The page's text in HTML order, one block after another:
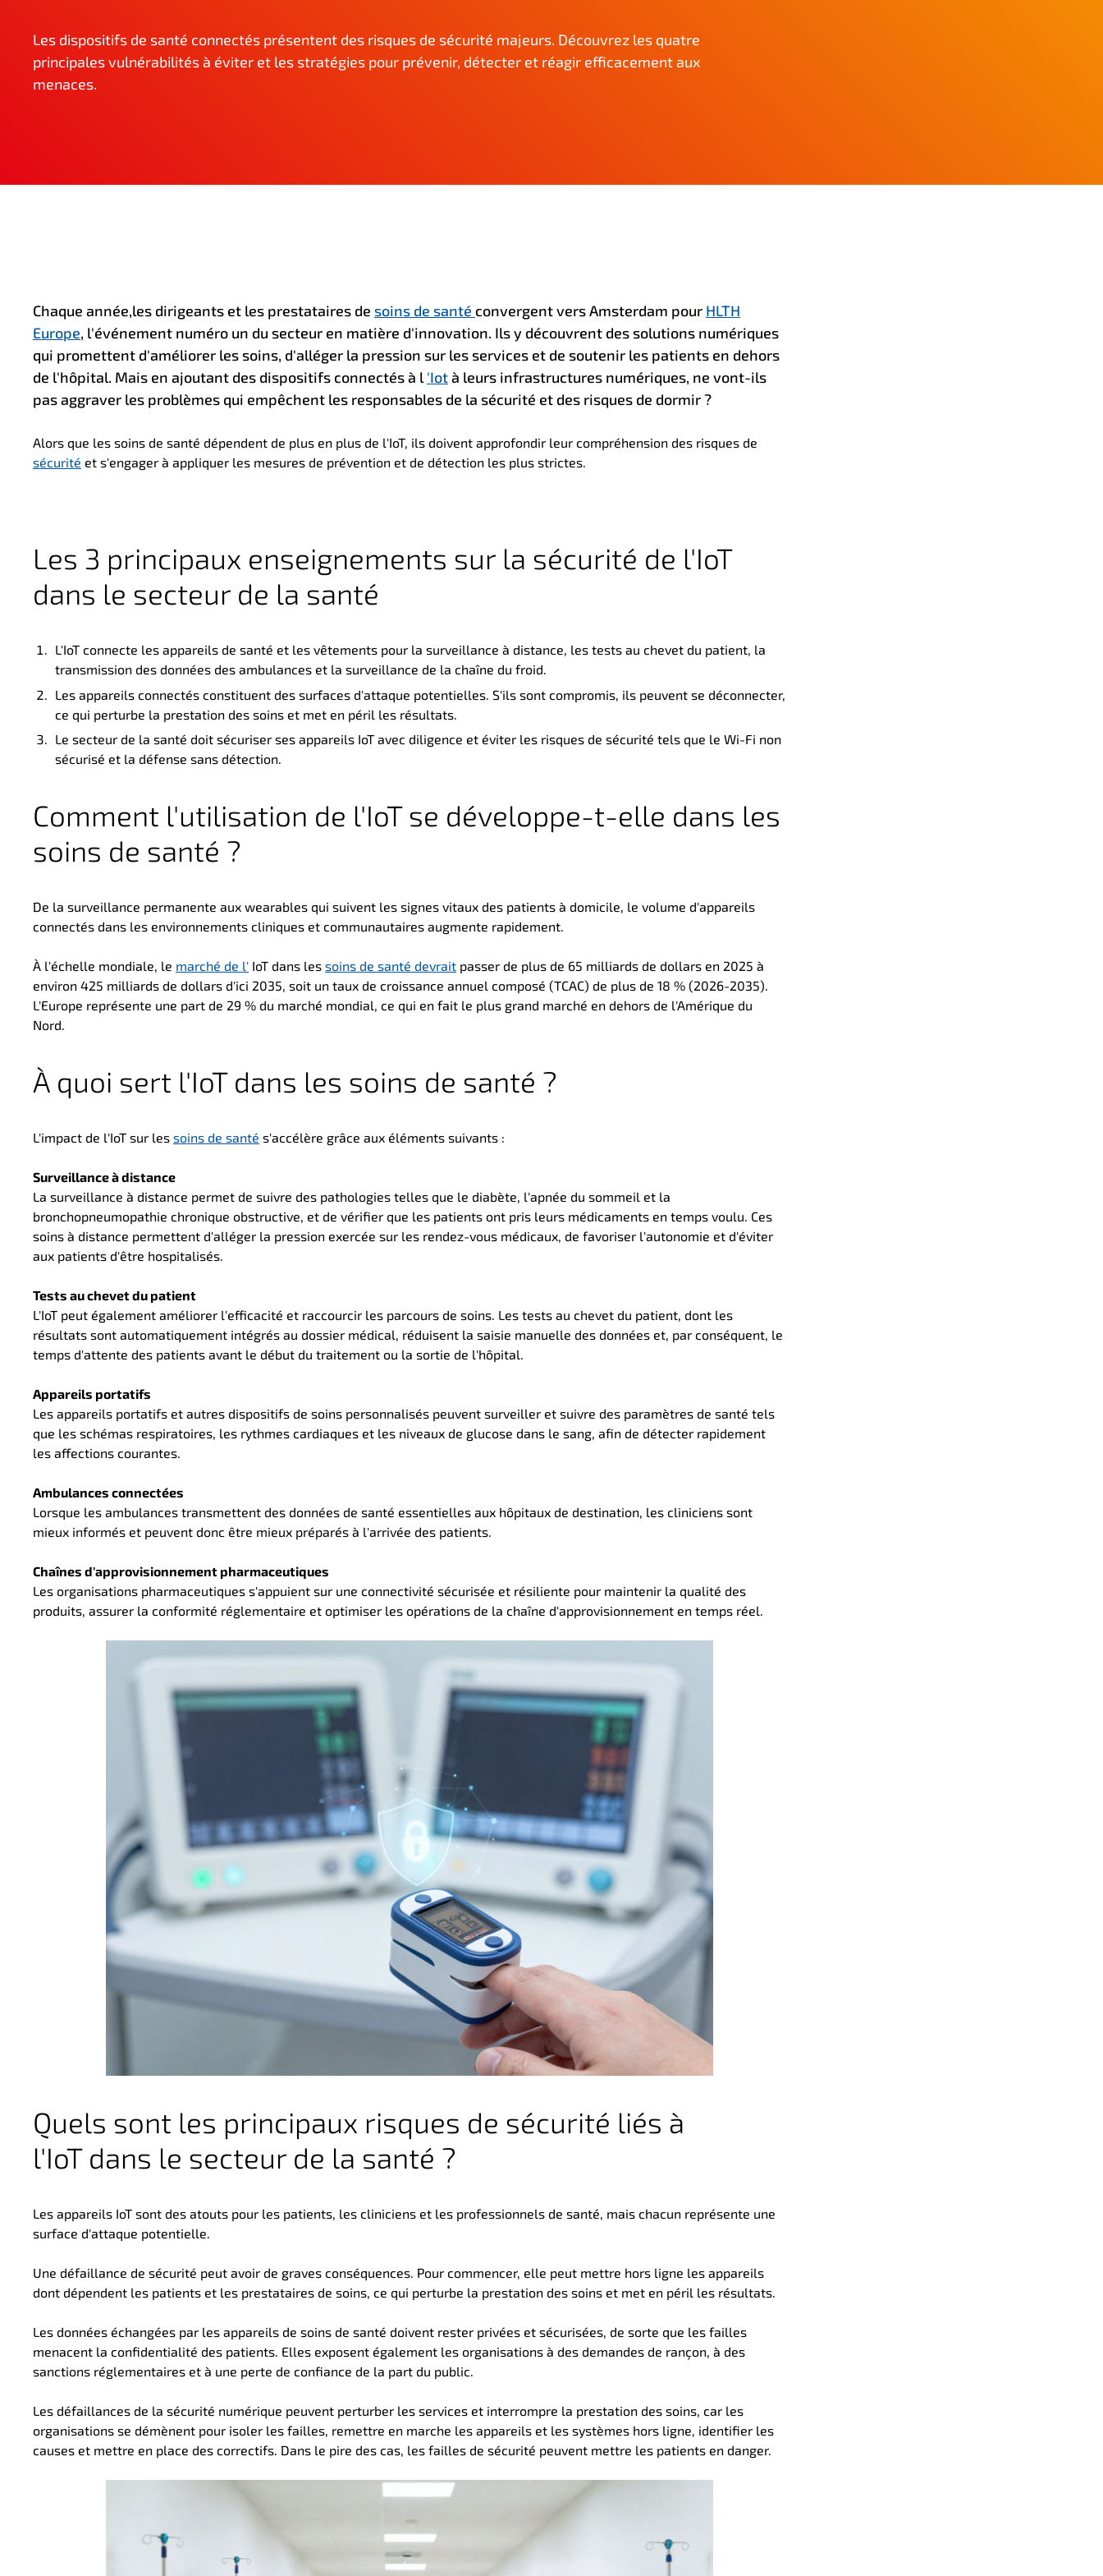
Les dispositifs de santé connectés présentent des risques de sécurité majeurs. Découvrez les quatre
principales vulnérabilités à éviter et les stratégies pour prévenir, détecter et réagir efficacement aux
menaces.
Chaque année,les dirigeants et les prestataires de soins de santé convergent vers Amsterdam pour HLTH
Europe, l'événement numéro un du secteur en matière d'innovation. Ils y découvrent des solutions numériques
qui promettent d'améliorer les soins, d'alléger la pression sur les services et de soutenir les patients en dehors
de l'hôpital. Mais en ajoutant des dispositifs connectés à l 'Iotà leurs infrastructures numériques, ne vont-ils
pas aggraver les problèmes qui empêchent les responsables de la sécurité et des risques de dormir ?
Alors que les soins de santé dépendent de plus en plus de l'IoT, ils doivent approfondir leur compréhension des risques de
sécurité et s'engager à appliquer les mesures de prévention et de détection les plus strictes.
Les 3 principaux enseignements sur la sécurité de l'IoT
dans le secteur de la santé
L'IoT connecte les appareils de santé et les vêtements pour la surveillance à distance, les tests au chevet du patient, la
transmission des données des ambulances et la surveillance de la chaîne du froid.
Les appareils connectés constituent des surfaces d'attaque potentielles. S'ils sont compromis, ils peuvent se déconnecter,
ce qui perturbe la prestation des soins et met en péril les résultats.
Le secteur de la santé doit sécuriser ses appareils IoT avec diligence et éviter les risques de sécurité tels que le Wi-Fi non
sécurisé et la défense sans détection.
Comment l'utilisation de l'IoT se développe-t-elle dans les
soins de santé ?
De la surveillance permanente aux wearables qui suivent les signes vitaux des patients à domicile, le volume d'appareils
connectés dans les environnements cliniques et communautaires augmente rapidement.
À l'échelle mondiale, le marché de l' IoT dans les soins de santé devrait passer de plus de 65 milliards de dollars en 2025 à
environ 425 milliards de dollars d'ici 2035, soit un taux de croissance annuel composé (TCAC) de plus de 18 % (2026-2035).
L'Europe représente une part de 29 % du marché mondial, ce qui en fait le plus grand marché en dehors de l'Amérique du
Nord.
À quoi sert l'IoT dans les soins de santé ?
L'impact de l'IoT sur les soins de santé s'accélère grâce aux éléments suivants :
Surveillance à distance
La surveillance à distance permet de suivre des pathologies telles que le diabète, l'apnée du sommeil et la
bronchopneumopathie chronique obstructive, et de vérifier que les patients ont pris leurs médicaments en temps voulu. Ces
soins à distance permettent d'alléger la pression exercée sur les rendez-vous médicaux, de favoriser l'autonomie et d'éviter
aux patients d'être hospitalisés.
Tests au chevet du patient
L'IoT peut également améliorer l'efficacité et raccourcir les parcours de soins. Les tests au chevet du patient, dont les
résultats sont automatiquement intégrés au dossier médical, réduisent la saisie manuelle des données et, par conséquent, le
temps d'attente des patients avant le début du traitement ou la sortie de l'hôpital.
Appareils portatifs
Les appareils portatifs et autres dispositifs de soins personnalisés peuvent surveiller et suivre des paramètres de santé tels
que les schémas respiratoires, les rythmes cardiaques et les niveaux de glucose dans le sang, afin de détecter rapidement
les affections courantes.
Ambulances connectées
Lorsque les ambulances transmettent des données de santé essentielles aux hôpitaux de destination, les cliniciens sont
mieux informés et peuvent donc être mieux préparés à l'arrivée des patients.
Chaînes d'approvisionnement pharmaceutiques
Les organisations pharmaceutiques s'appuient sur une connectivité sécurisée et résiliente pour maintenir la qualité des
produits, assurer la conformité réglementaire et optimiser les opérations de la chaîne d'approvisionnement en temps réel.
Quels sont les principaux risques de sécurité liés à
l'IoT dans le secteur de la santé ?
Les appareils IoT sont des atouts pour les patients, les cliniciens et les professionnels de santé, mais chacun représente une
surface d'attaque potentielle.
Une défaillance de sécurité peut avoir de graves conséquences. Pour commencer, elle peut mettre hors ligne les appareils
dont dépendent les patients et les prestataires de soins, ce qui perturbe la prestation des soins et met en péril les résultats.
Les données échangées par les appareils de soins de santé doivent rester privées et sécurisées, de sorte que les failles
menacent la confidentialité des patients. Elles exposent également les organisations à des demandes de rançon, à des
sanctions réglementaires et à une perte de confiance de la part du public.
Les défaillances de la sécurité numérique peuvent perturber les services et interrompre la prestation des soins, car les
organisations se démènent pour isoler les failles, remettre en marche les appareils et les systèmes hors ligne, identifier les
causes et mettre en place des correctifs. Dans le pire des cas, les failles de sécurité peuvent mettre les patients en danger.